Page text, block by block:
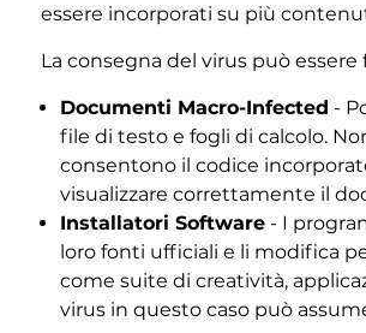
essere incorporati su più
La consegna del virus può
Documenti Macro-Infected -
file di testo e fogli di calcolo.
consentono il codice
visualizzare correttamente il
Installatori Software - I
loro fonti ufficiali e li modifica
come suite di creatività,
virus in questo caso può